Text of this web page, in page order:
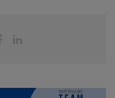
Share